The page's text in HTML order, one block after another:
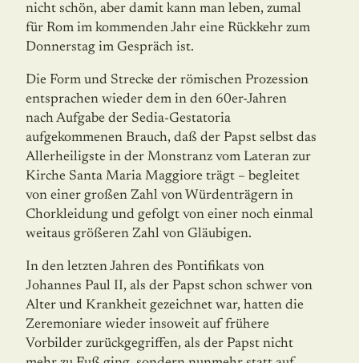
nicht schön, aber damit kann man leben, zumal
für Rom im kommenden Jahr eine Rückkehr zum
Donnerstag im Gespräch ist.
Die Form und Strecke der römischen Prozession
entspra­chen wieder dem in den 60er-Jahren
nach Aufgabe der Sedia-Gestatoria
aufgekommenen Brauch, daß der Papst selbst das
Allerheiligste in der Monstranz vom Lateran zur
Kirche Santa Maria Maggiore trägt – begleitet
von einer großen Zahl von Würdenträgern in
Chorkleidung und gefolgt von einer noch einmal
weitaus größeren Zahl von Gläubigen.
In den letzten Jahren des Pontifikats von
Johannes Paul II, als der Papst schon schwer von
Alter und Krankheit gezeichnet war, hatten die
Zeremoniare wieder insoweit auf frühere
Vorbilder zurückgegriffen, als der Papst nicht